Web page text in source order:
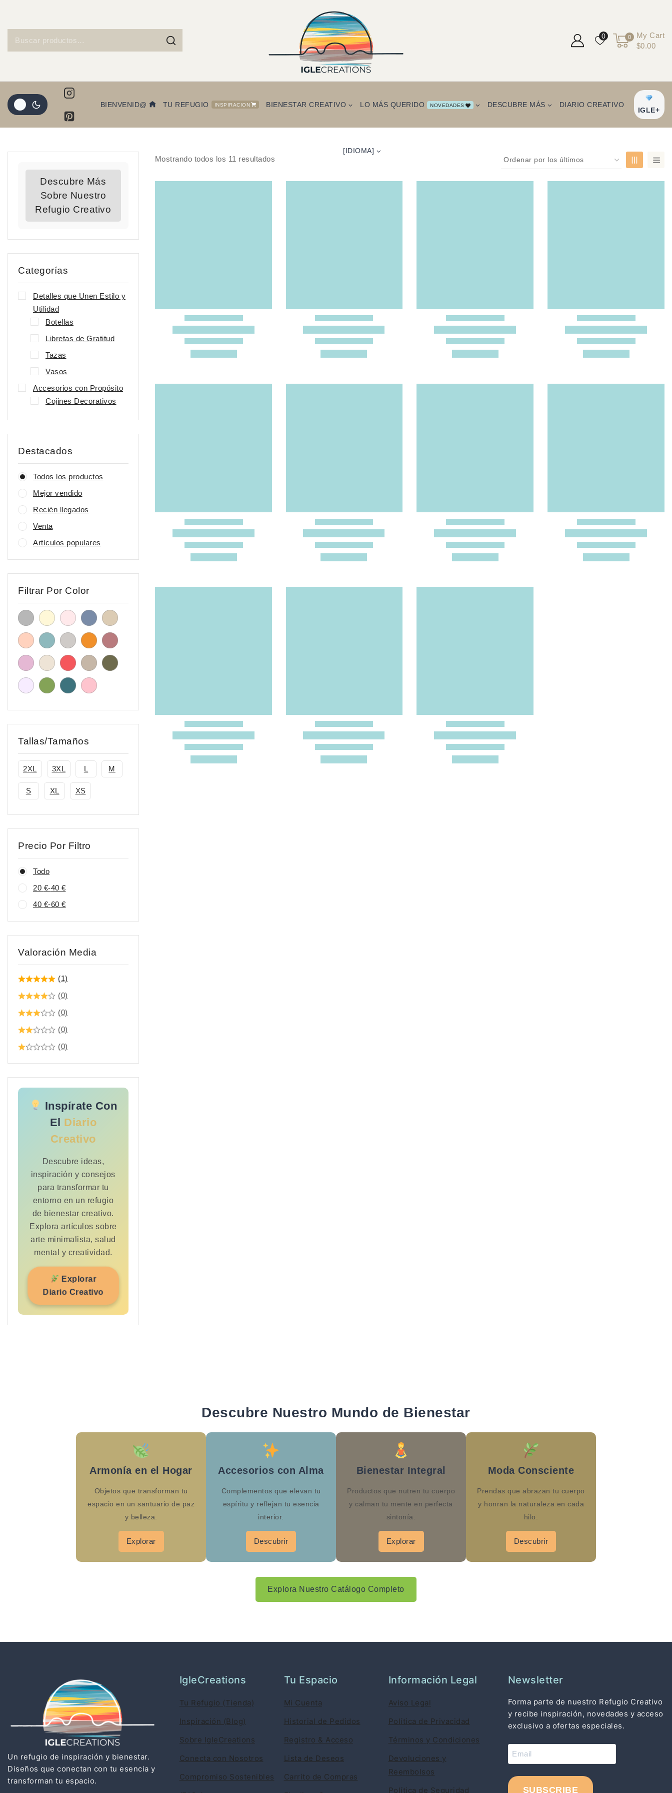
0 0
My Cart
$0.00
BIENVENID@ TU REFUGIO INSPIRACION BIENESTAR CREATIVO LO MÁS QUERIDO NOVEDADES DESCUBRE MÁS DIARIO CREATIVO
[IDIOMA]
IGLE+
Mostrando todos los 11 resultados
Descubre Más
Sobre Nuestro
Refugio Creativo
Categorías
Detalles que Unen Estilo y
Utilidad
Botellas
Libretas de Gratitud
Tazas
Vasos
Accesorios con Propósito
Cojines Decorativos
Tote Bags
Arte que Inspira
Cuerpo y Mente
Esterillas de Yoga
Leggins de Yoga
Mantas
creativo
energia
Moda Consciente
Camisetas Orgánicas
Chaquetas Orgánicas
Crop Tops
Jerseys Orgánicos
Pantalones
Vestidos
Destacados
Todos los productos
Mejor vendido
Recién llegados
Venta
Artículos populares
Filtrar Por Color
Tallas/Tamaños
2XL 3XL L M
S XL XS
Precio Por Filtro
Todo
20 €-40 €
40 €-60 €
Valoración Media
(1)
(0)
(0)
(0)
(0)
Inspírate Con
El Diario
Creativo
Descubre ideas,
inspiración y consejos
para transformar tu
entorno en un refugio
de bienestar creativo.
Explora artículos sobre
arte minimalista, salud
mental y creatividad.
Explorar
Diario Creativo
Descubre Nuestro Mundo de Bienestar
Armonía en el Hogar
Objetos que transforman tu
espacio en un santuario de paz
y belleza.
Explorar
Accesorios con Alma
Complementos que elevan tu
espíritu y reflejan tu esencia
interior.
Descubrir
Bienestar Integral
Productos que nutren tu cuerpo
y calman tu mente en perfecta
sintonía.
Explorar
Moda Consciente
Prendas que abrazan tu cuerpo
y honran la naturaleza en cada
hilo.
Descubrir
Explora Nuestro Catálogo Completo
Un refugio de inspiración y bienestar.
Diseños que conectan con tu esencia y
transforman tu espacio.
IgleCreations
Tu Refugio (Tienda)
Inspiración (Blog)
Sobre IgleCreations
Conecta con Nosotros
Compromiso Sostenibles
Tu Espacio
Mi Cuenta
Historial de Pedidos
Registro & Acceso
Lista de Deseos
Carrito de Compras
Información Legal
Aviso Legal
Política de Privacidad
Términos y Condiciones
Devoluciones y
Reembolsos
Política de Seguridad
Newsletter
Forma parte de nuestro Refugio Creativo
y recibe inspiración, novedades y acceso
exclusivo a ofertas especiales.